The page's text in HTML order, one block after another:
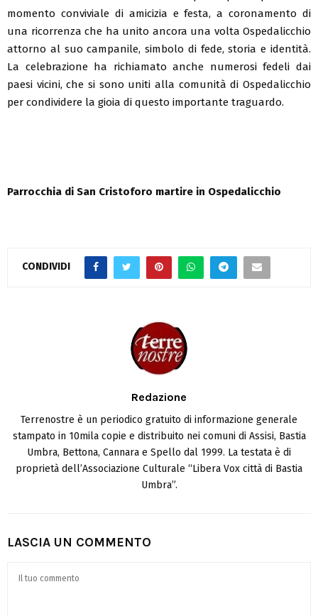
momento conviviale di amicizia e festa, a coronamento di
una ricorrenza che ha unito ancora una volta Ospedalicchio
attorno al suo campanile, simbolo di fede, storia e identità.
La celebrazione ha richiamato anche numerosi fedeli dai
paesi vicini, che si sono uniti alla comunità di Ospedalicchio
per condividere la gioia di questo importante traguardo.
Parrocchia di San Cristoforo martire in Ospedalicchio
CONDIVIDI
Redazione
Terrenostre è un periodico gratuito di informazione generale
stampato in 10mila copie e distribuito nei comuni di Assisi, Bastia
Umbra, Bettona, Cannara e Spello dal 1999. La testata è di
proprietà dell’Associazione Culturale “Libera Vox città di Bastia
Umbra”.
LASCIA UN COMMENTO